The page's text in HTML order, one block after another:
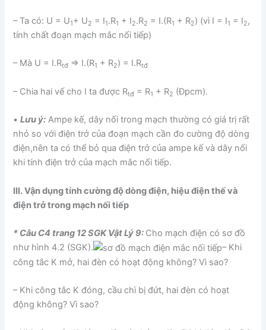
– Ta có: U = U1+ U2 = I1.R1 + I2.R2 = I.(R1 + R2) (vì I = I1 = I2,
tính chất đoạn mạch mắc nối tiếp)
– Mà U = I.Rtđ ⇒ I.(R1 + R2) = I.Rtđ
– Chia hai vế cho I ta được Rtđ = R1 + R2 (Đpcm).
•Lưu ý: Ampe kế, dây nối trong mạch thường có giá trị rất
nhỏ so với điện trở của đoạn mạch cần đo cường độ dòng
điện,nên ta có thể bỏ qua điện trở của ampe kế và dây nối
khi tính điện trở của mạch mắc nối tiếp.
III. Vận dụng tính cường độ dòng điện, hiệu điện thế và
điện trở trong mạch nối tiếp
* Câu C4 trang 12 SGK Vật Lý 9: Cho mạch điện có sơ đồ
như hình 4.2 (SGK).
– Khi
công tắc K mở, hai đèn có hoạt động không? Vì sao?
– Khi công tắc K đóng, cầu chì bị đứt, hai đèn có hoạt
động không? Vì sao?